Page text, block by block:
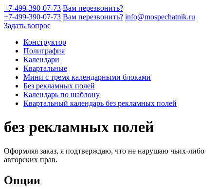
+7-499-390-07-73 Вам перезвонить?
+7-499-390-07-73 Вам перезвонить? info@mospechatnik.ru
Задать вопрос
Конструктор
Полиграфия
Календари
Квартальные
Мини с тремя календарными блоками
Без рекламных полей
Календарь по шаблону
Квартальный календарь без рекламных полей
без рекламных полей
Оформляя заказ, я подтверждаю, что не нарушаю чьих-либо
авторских прав.
Опции